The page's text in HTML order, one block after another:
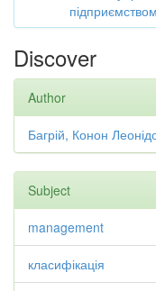
підприємством
Discover
Author
Багрій, Конон
Subject
management
класифікація